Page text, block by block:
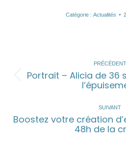
Catégorie : Actualités
ARTICLE
PRÉCÉDENT
Portrait – Alicia de 36
SUIVANT
Boostez votre création
48h de la